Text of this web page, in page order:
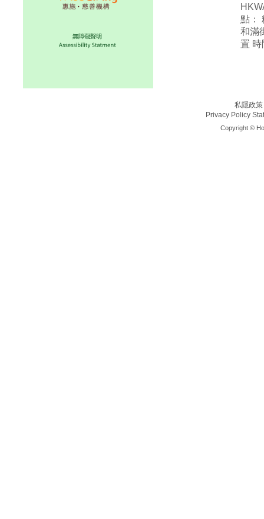
點：
和滿
置 時
私隱政策
Privacy Policy
Copyright ©